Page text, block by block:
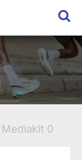
Mediakit 0